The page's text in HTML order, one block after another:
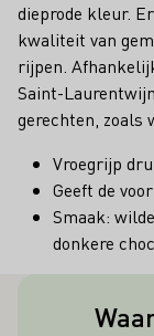
dieprode kleur.
kwaliteit van
rijpen.
Saint-
gerechten, zoals
Vroegrijp
Geeft de
Smaak:
donkere